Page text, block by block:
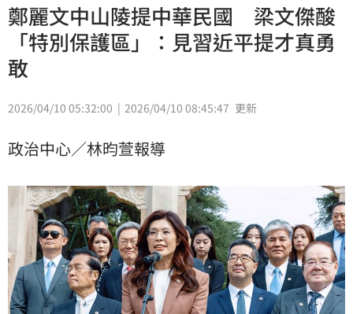
鄭麗文中山陵提中華民國 梁文傑酸
「特別保護區」：見習近平提才真勇
敢
2026/04/10 05:32:00 2026/04/10 08:45:47 更新
政治中心／林昀萱報導